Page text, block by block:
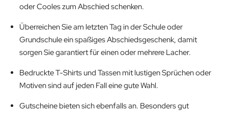
oder Cooles zum Abschied schenken.
Überreichen Sie am letzten Tag in der Schule oder
Grundschule ein spaßiges Abschiedsgeschenk, damit
sorgen Sie garantiert für einen oder mehrere Lacher.
Bedruckte T-Shirts und Tassen mit lustigen Sprüchen oder
Motiven sind auf jeden Fall eine gute Wahl.
Gutscheine bieten sich ebenfalls an. Besonders gut